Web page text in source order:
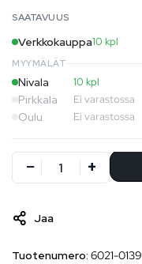
SAATAVUUS
Verkkokauppa10 kpl
MYYMÄLÄT
Nivala 10 kpl
Pirkkala Ei varastossa
Oulu Ei varastossa
Jaa
Tuotenumero: 6021-0139